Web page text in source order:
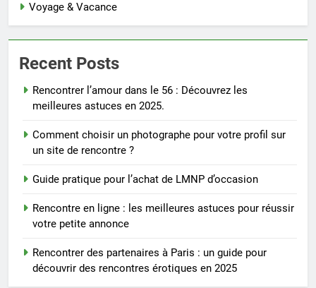
Voyage & Vacance
Recent Posts
Rencontrer l’amour dans le 56 : Découvrez les
meilleures astuces en 2025.
Comment choisir un photographe pour votre profil sur
un site de rencontre ?
Guide pratique pour l’achat de LMNP d’occasion
Rencontre en ligne : les meilleures astuces pour réussir
votre petite annonce
Rencontrer des partenaires à Paris : un guide pour
découvrir des rencontres érotiques en 2025